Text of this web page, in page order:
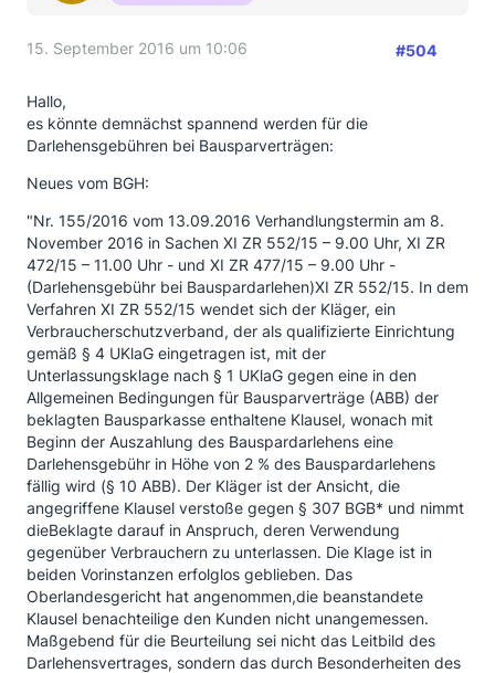
15. September 2016 um 10:06 #504
Hallo,
es könnte demnächst spannend werden für die
Darlehensgebühren bei Bausparverträgen:
Neues vom BGH:
"Nr. 155/2016 vom 13.09.2016 Verhandlungstermin am 8.
November 2016 in Sachen XI ZR 552/15 – 9.00 Uhr, XI ZR
472/15 – 11.00 Uhr - und XI ZR 477/15 – 9.00 Uhr -
(Darlehensgebühr bei Bauspardarlehen)XI ZR 552/15. In dem
Verfahren XI ZR 552/15 wendet sich der Kläger, ein
Verbraucherschutzverband, der als qualifizierte Einrichtung
gemäß § 4 UKlaG eingetragen ist, mit der
Unterlassungsklage nach § 1 UKlaG gegen eine in den
Allgemeinen Bedingungen für Bausparverträge (ABB) der
beklagten Bausparkasse enthaltene Klausel, wonach mit
Beginn der Auszahlung des Bauspardarlehens eine
Darlehensgebühr in Höhe von 2 % des Bauspardarlehens
fällig wird (§ 10 ABB). Der Kläger ist der Ansicht, die
angegriffene Klausel verstoße gegen § 307 BGB* und nimmt
dieBeklagte darauf in Anspruch, deren Verwendung
gegenüber Verbrauchern zu unterlassen. Die Klage ist in
beiden Vorinstanzen erfolglos geblieben. Das
Oberlandesgericht hat angenommen,die beanstandete
Klausel benachteilige den Kunden nicht unangemessen.
Maßgebend für die Beurteilung sei nicht das Leitbild des
Darlehensvertrages, sondern das durch Besonderheiten des